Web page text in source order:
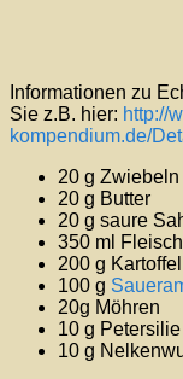
Informationen zu
Sie z.B. hier: http://
kompendium.de/
20 g Zwiebeln
20 g Butter
20 g saure
350 ml
200 g
100 g
20g Möhren
10 g Petersilie
10 g